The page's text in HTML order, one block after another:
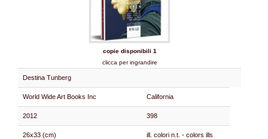
copie disponibili 1
clicca per ingrandire
Destina Tunberg
World Wide Art Books Inc California
2012 398
26x33 (cm) ill. colori n.t. - colors ills